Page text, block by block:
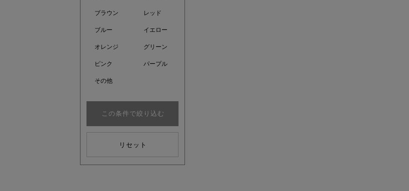
ブラウン レッド
ブルー イエロー
オレンジ グリーン
ピンク パープル
その他
この条件で絞り込む
リセット